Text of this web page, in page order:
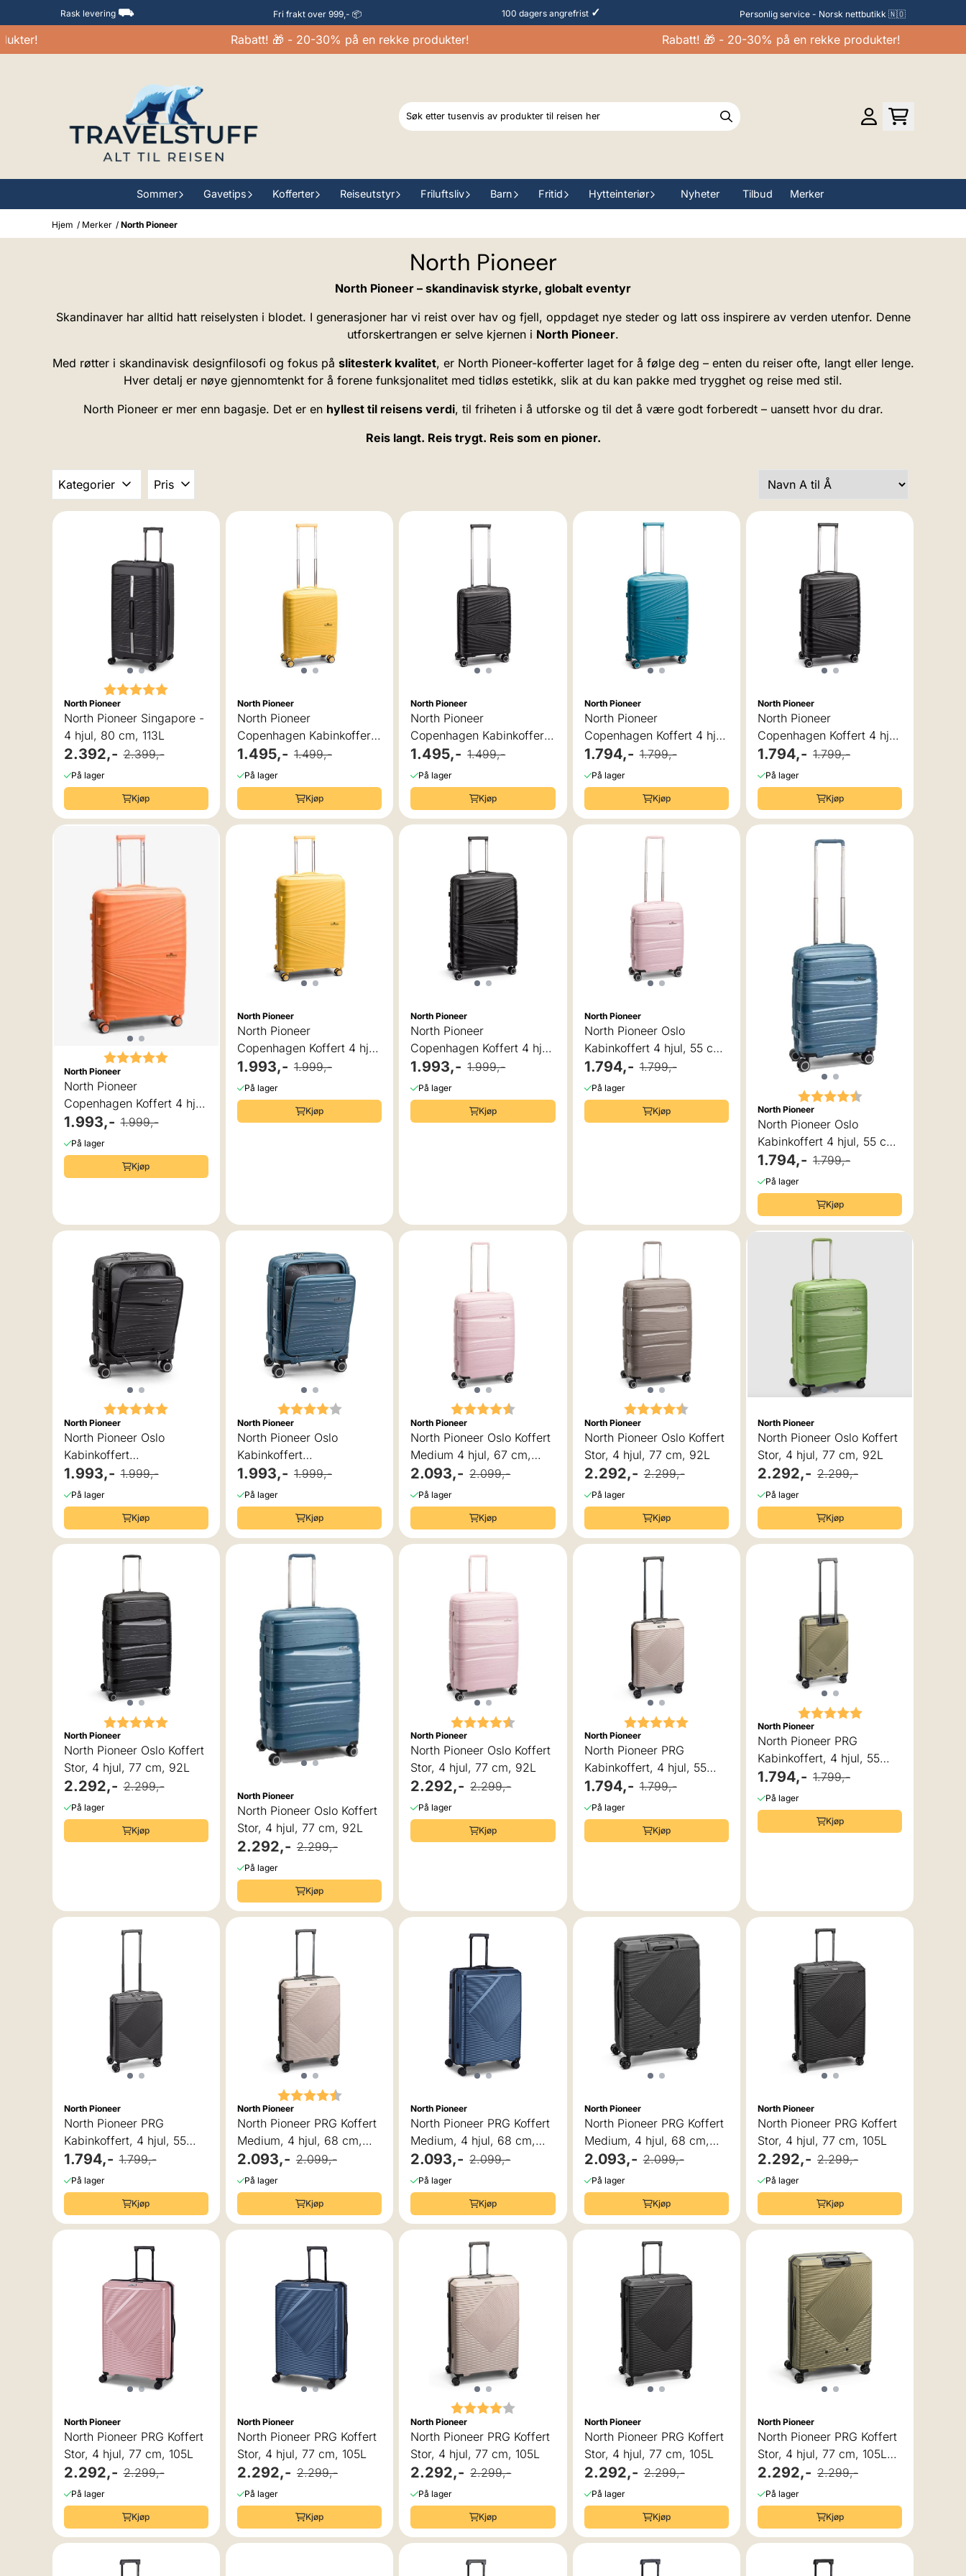
Hopp til innholdRask levering ⛟ Fri frakt over 999,- 📦 100 dagers angrefrist ✓ Personlig service - Norsk nettbutikk 🇳🇴
Rabatt! 🎁 - 20-30% på en rekke produkter! Rabatt! 🎁 - 20-30% på en rekke produkter!
Sommer Gavetips Kofferter Reiseutstyr Friluftsliv Barn Fritid Hytteinteriør Nyheter Tilbud Merker
Hjem / Merker / North Pioneer
North Pioneer
North Pioneer – skandinavisk styrke, globalt eventyr
Skandinaver har alltid hatt reiselysten i blodet. I generasjoner har vi reist over hav og fjell, oppdaget nye steder og latt oss inspirere av verden utenfor. Denne
utforskertrangen er selve kjernen i North Pioneer.
Med røtter i skandinavisk designfilosofi og fokus på slitesterk kvalitet, er North Pioneer-kofferter laget for å følge deg – enten du reiser ofte, langt eller lenge.
Hver detalj er nøye gjennomtenkt for å forene funksjonalitet med tidløs estetikk, slik at du kan pakke med trygghet og reise med stil.
North Pioneer er mer enn bagasje. Det er en hyllest til reisens verdi, til friheten i å utforske og til det å være godt forberedt – uansett hvor du drar.
Reis langt. Reis trygt. Reis som en pioner.
Kategorier Pris
Karakter:
North Pioneer
North Pioneer Singapore -
4 hjul, 80 cm, 113L
2.392,- 2.399,-
På lager
Kjøp
North Pioneer
North Pioneer
Copenhagen Kabinkoffert
4 hjul, 55 cm, 38L
1.495,- 1.499,-
På lager
Kjøp
North Pioneer
North Pioneer
Copenhagen Kabinkoffert
4 hjul, 55 cm, 38L
1.495,- 1.499,-
På lager
Kjøp
North Pioneer
North Pioneer
Copenhagen Koffert 4 hjul,
66 cm, 66L
1.794,- 1.799,-
På lager
Kjøp
North Pioneer
North Pioneer
Copenhagen Koffert 4 hjul,
66 cm, 66L
1.794,- 1.799,-
På lager
Kjøp
Karakter: 5.0 av 5 mulige
North Pioneer
North Pioneer
Copenhagen Koffert 4 hjul,
76 cm, 95L
1.993,- 1.999,-
På lager
Kjøp
North Pioneer
North Pioneer
Copenhagen Koffert 4 hjul,
76 cm, 95L
1.993,- 1.999,-
På lager
Kjøp
North Pioneer
North Pioneer
Copenhagen Koffert 4 hjul,
76 cm, 95L
1.993,- 1.999,-
På lager
Kjøp
North Pioneer
North Pioneer Oslo
Kabinkoffert 4 hjul, 55 cm,
37L
1.794,- 1.799,-
På lager
Kjøp
Karakter: 4.7 av 5 mulige
North Pioneer
North Pioneer Oslo
Kabinkoffert 4 hjul, 55 cm,
37L
1.794,- 1.799,-
På lager
Kjøp
Karakter:
North Pioneer
North Pioneer Oslo
Kabinkoffert
Laptoplomme, 4 hjul, 55
cm, 31L
1.993,- 1.999,-
På lager
Kjøp
Karakter: 4.0 av 5 mulige
North Pioneer
North Pioneer Oslo
Kabinkoffert
Laptoplomme, 4 hjul, 55
cm, 31L
1.993,- 1.999,-
På lager
Kjøp
Karakter: 4.5 av 5 mulige
North Pioneer
North Pioneer Oslo Koffert
Medium 4 hjul, 67 cm,
62L
2.093,- 2.099,-
På lager
Kjøp
Karakter:
North Pioneer
North Pioneer Oslo Koffert
Stor, 4 hjul, 77 cm, 92L
2.292,- 2.299,-
På lager
Kjøp
North Pioneer
North Pioneer Oslo Koffert
Stor, 4 hjul, 77 cm, 92L
2.292,- 2.299,-
På lager
Kjøp
Karakter:
North Pioneer
North Pioneer Oslo Koffert
Stor, 4 hjul, 77 cm, 92L
2.292,- 2.299,-
På lager
Kjøp
North Pioneer
North Pioneer Oslo Koffert
Stor, 4 hjul, 77 cm, 92L
2.292,- 2.299,-
På lager
Kjøp
Karakter: 4.7 av 5 mulige
North Pioneer
North Pioneer Oslo Koffert
Stor, 4 hjul, 77 cm, 92L
2.292,- 2.299,-
På lager
Kjøp
Karakter: 5.0 av 5 mulige
North Pioneer
North Pioneer PRG
Kabinkoffert, 4 hjul, 55
cm, 38L, Champagne
1.794,- 1.799,-
På lager
Kjøp
Karakter: 5.0 av 5 mulige
North Pioneer
North Pioneer PRG
Kabinkoffert, 4 hjul, 55
cm, 38L, Grønn
1.794,- 1.799,-
På lager
Kjøp
North Pioneer
North Pioneer PRG
Kabinkoffert, 4 hjul, 55
cm, 38L, Sort
1.794,- 1.799,-
På lager
Kjøp
Karakter: 4.5 av 5 mulige
North Pioneer
North Pioneer PRG Koffert
Medium, 4 hjul, 68 cm,
70L, Champagne
2.093,- 2.099,-
På lager
Kjøp
North Pioneer
North Pioneer PRG Koffert
Medium, 4 hjul, 68 cm,
70L, Navy
2.093,- 2.099,-
På lager
Kjøp
North Pioneer
North Pioneer PRG Koffert
Medium, 4 hjul, 68 cm,
70L, Sort
2.093,- 2.099,-
På lager
Kjøp
North Pioneer
North Pioneer PRG Koffert
Stor, 4 hjul, 77 cm, 105L
2.292,- 2.299,-
På lager
Kjøp
North Pioneer
North Pioneer PRG Koffert
Stor, 4 hjul, 77 cm, 105L
2.292,- 2.299,-
På lager
Kjøp
North Pioneer
North Pioneer PRG Koffert
Stor, 4 hjul, 77 cm, 105L
2.292,- 2.299,-
På lager
Kjøp
Karakter: 4.0 av 5 mulige
North Pioneer
North Pioneer PRG Koffert
Stor, 4 hjul, 77 cm, 105L
2.292,- 2.299,-
På lager
Kjøp
North Pioneer
North Pioneer PRG Koffert
Stor, 4 hjul, 77 cm, 105L
2.292,- 2.299,-
På lager
Kjøp
North Pioneer
North Pioneer PRG Koffert
Stor, 4 hjul, 77 cm, 105L
Grønn
2.292,- 2.299,-
På lager
Kjøp